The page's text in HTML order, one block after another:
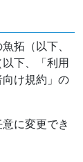
拓（以下、
下、「利用
け規約」の
に変更でき